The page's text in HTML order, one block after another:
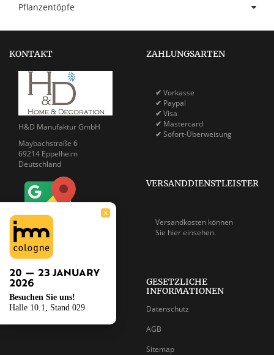
X
Besuchen Sie uns!
Halle 10.1, Stand 029
Pflanzentöpfe
KONTAKT
H&D Manufaktur GmbH
Maybachstraße 6
69214 Eppelheim
Deutschland
Telefon: 06221 - 755 25 - 80
Fax: 06221 - 755 25 - 82
ZAHLUNGSARTEN
✔ Vorkasse
✔ Paypal
✔ Visa
✔ Mastercard
✔ Sofort-Überweisung
VERSANDDIENSTLEISTER
Versandkosten können
Sie hier einsehen.
GESETZLICHE
INFORMATIONEN
Datenschutz
AGB
Sitemap